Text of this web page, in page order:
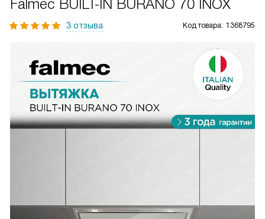
Falmec BUILT-IN BURANO 70 INOX
3 отзыва Код товара: 1368795